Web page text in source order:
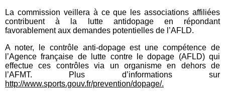
La commission veillera à ce que les associations affiliées
contribuent à la lutte antidopage en répondant
favorablement aux demandes potentielles de l’AFLD.
A noter, le contrôle anti-dopage est une compétence de
l’Agence française de lutte contre le dopage (AFLD) qui
effectue ces contrôles via un organisme en dehors de
l’AFMT. Plus d’informations sur
http://www.sports.gouv.fr/prevention/dopage/.